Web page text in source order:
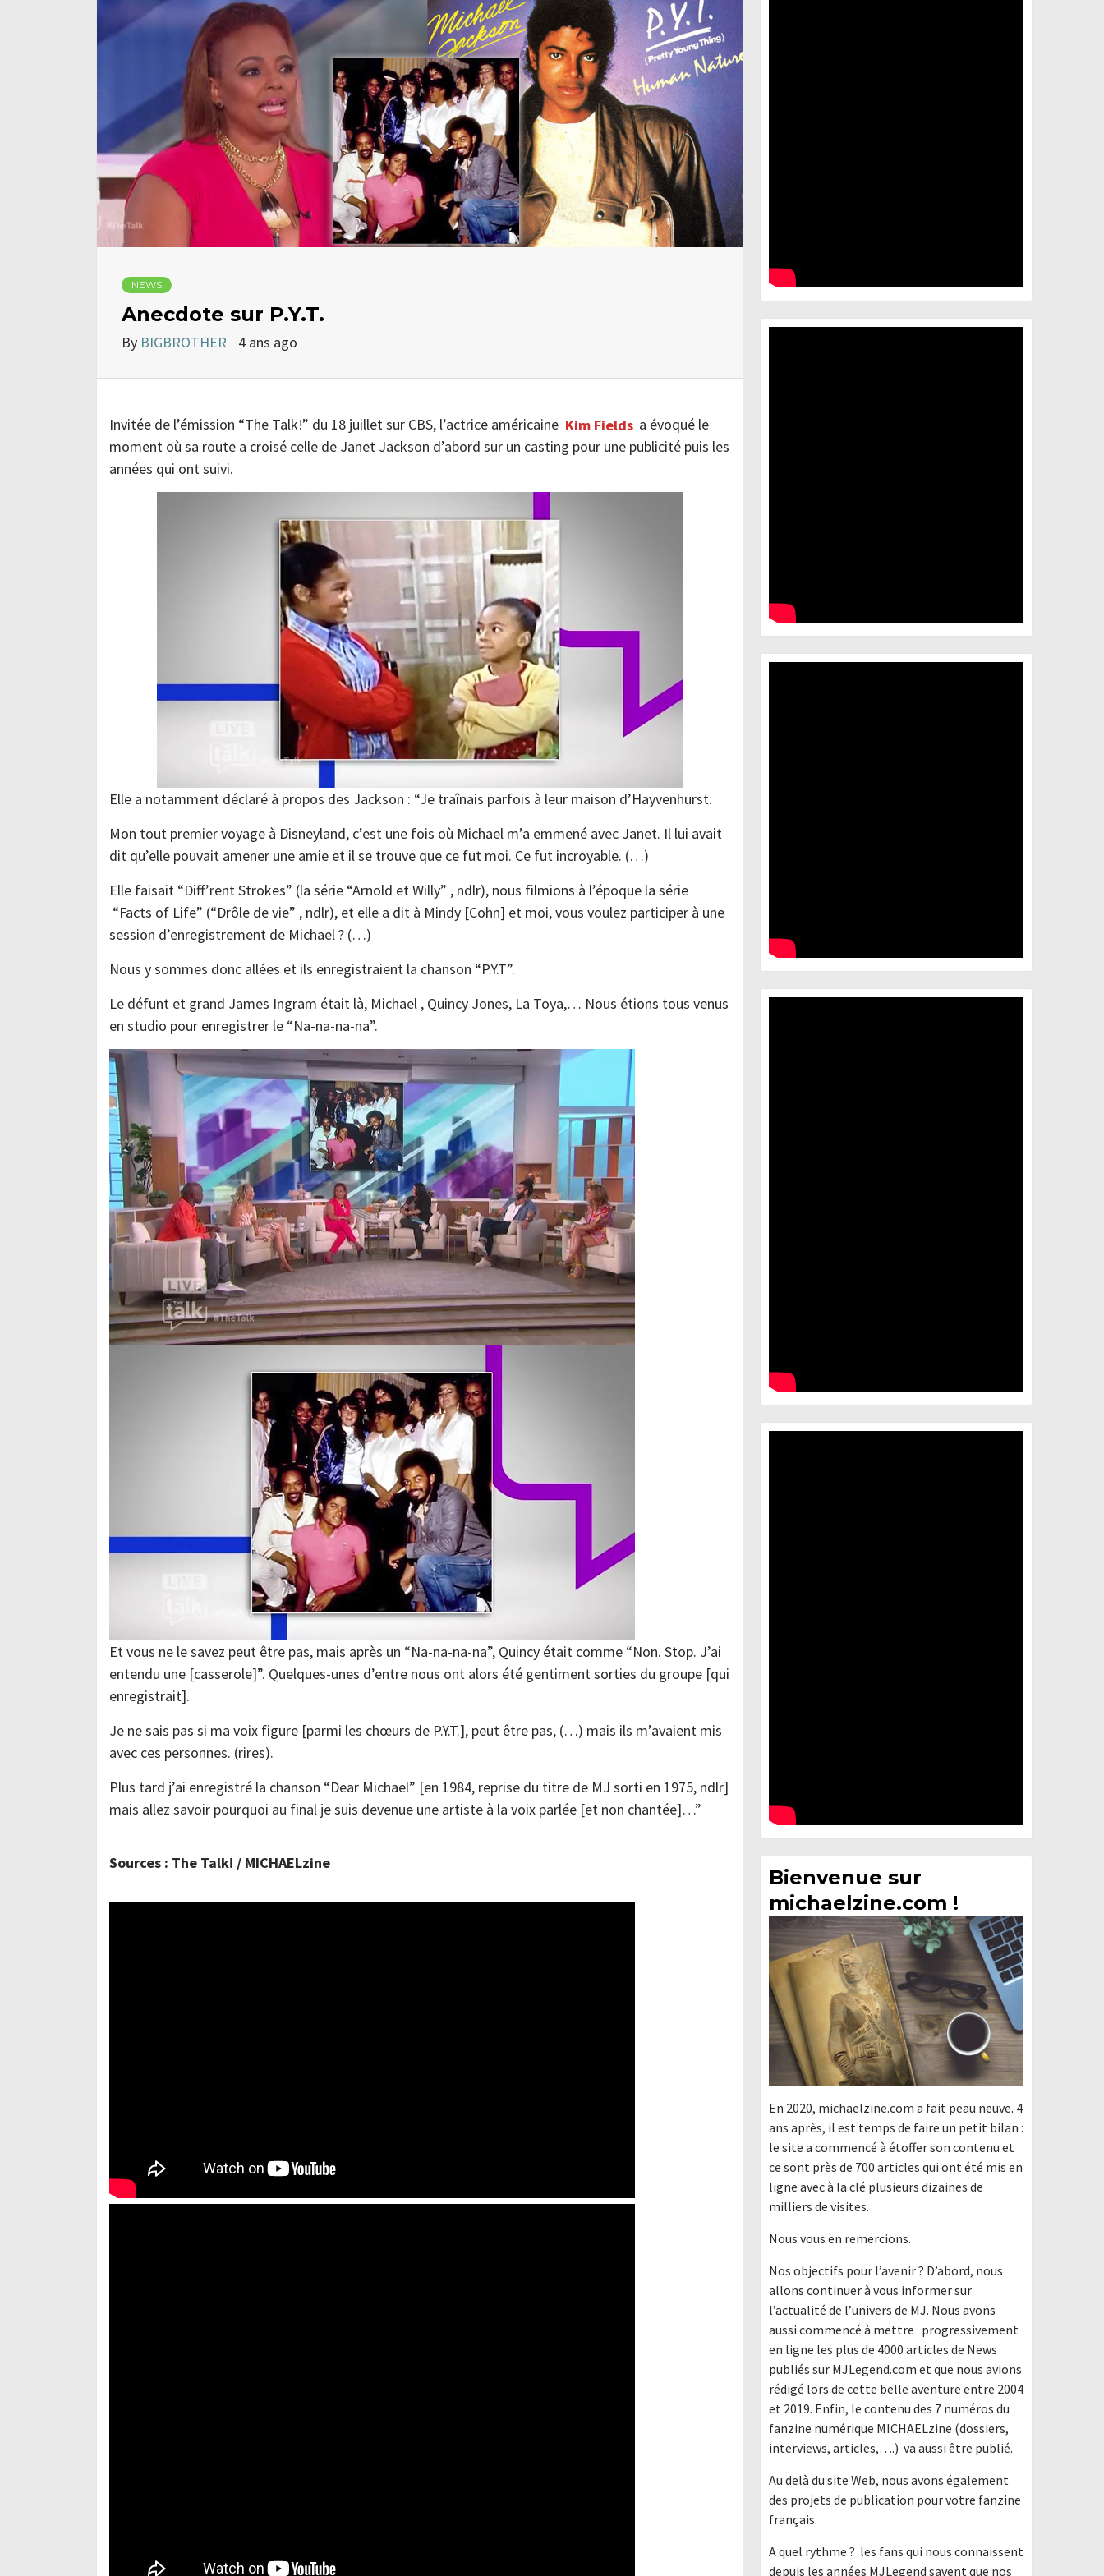
NEWS
Anecdote sur P.Y.T.
By BIGBROTHER 4 ans ago
Invitée de l’émission “The Talk!” du 18 juillet sur CBS, l’actrice américaine Kim Fields a évoqué le
moment où sa route a croisé celle de Janet Jackson d’abord sur un casting pour une publicité puis les
années qui ont suivi.
Elle a notamment déclaré à propos des Jackson : “Je traînais parfois à leur maison d’Hayvenhurst.
Mon tout premier voyage à Disneyland, c’est une fois où Michael m’a emmené avec Janet. Il lui avait
dit qu’elle pouvait amener une amie et il se trouve que ce fut moi. Ce fut incroyable. (…)
Elle faisait “Diff’rent Strokes” (la série “Arnold et Willy” , ndlr), nous filmions à l’époque la série
“Facts of Life” (“Drôle de vie” , ndlr), et elle a dit à Mindy [Cohn] et moi, vous voulez participer à une
session d’enregistrement de Michael ? (…)
Nous y sommes donc allées et ils enregistraient la chanson “P.Y.T”.
Le défunt et grand James Ingram était là, Michael , Quincy Jones, La Toya,… Nous étions tous venus
en studio pour enregistrer le “Na-na-na-na”.
Et vous ne le savez peut être pas, mais après un “Na-na-na-na”, Quincy était comme “Non. Stop. J’ai
entendu une [casserole]”. Quelques-unes d’entre nous ont alors été gentiment sorties du groupe [qui
enregistrait].
Je ne sais pas si ma voix figure [parmi les chœurs de P.Y.T.], peut être pas, (…) mais ils m’avaient mis
avec ces personnes. (rires).
Plus tard j’ai enregistré la chanson “Dear Michael” [en 1984, reprise du titre de MJ sorti en 1975, ndlr]
mais allez savoir pourquoi au final je suis devenue une artiste à la voix parlée [et non chantée]…”
Sources : The Talk! / MICHAELzine
Bienvenue sur
michaelzine.com !
En 2020, michaelzine.com a fait peau neuve. 4
ans après, il est temps de faire un petit bilan :
le site a commencé à étoffer son contenu et
ce sont près de 700 articles qui ont été mis en
ligne avec à la clé plusieurs dizaines de
milliers de visites.
Nous vous en remercions.
Nos objectifs pour l’avenir ? D’abord, nous
allons continuer à vous informer sur
l’actualité de l’univers de MJ. Nous avons
aussi commencé à mettre progressivement
en ligne les plus de 4000 articles de News
publiés sur MJLegend.com et que nous avions
rédigé lors de cette belle aventure entre 2004
et 2019. Enfin, le contenu des 7 numéros du
fanzine numérique MICHAELzine (dossiers,
interviews, articles,….) va aussi être publié.
Au delà du site Web, nous avons également
des projets de publication pour votre fanzine
français.
A quel rythme ? les fans qui nous connaissent
depuis les années MJLegend savent que nos